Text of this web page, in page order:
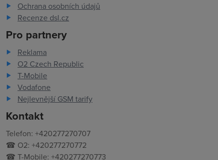
Ochrana osobních údajů
Recenze dsl.cz
Pro partnery
Reklama
O2 Czech Republic
T-Mobile
Vodafone
Nejlevnější GSM tarify
Kontakt
Telefon: +420277270707
☎ O2: +420277270772
☎ T-Mobile: +420277270773